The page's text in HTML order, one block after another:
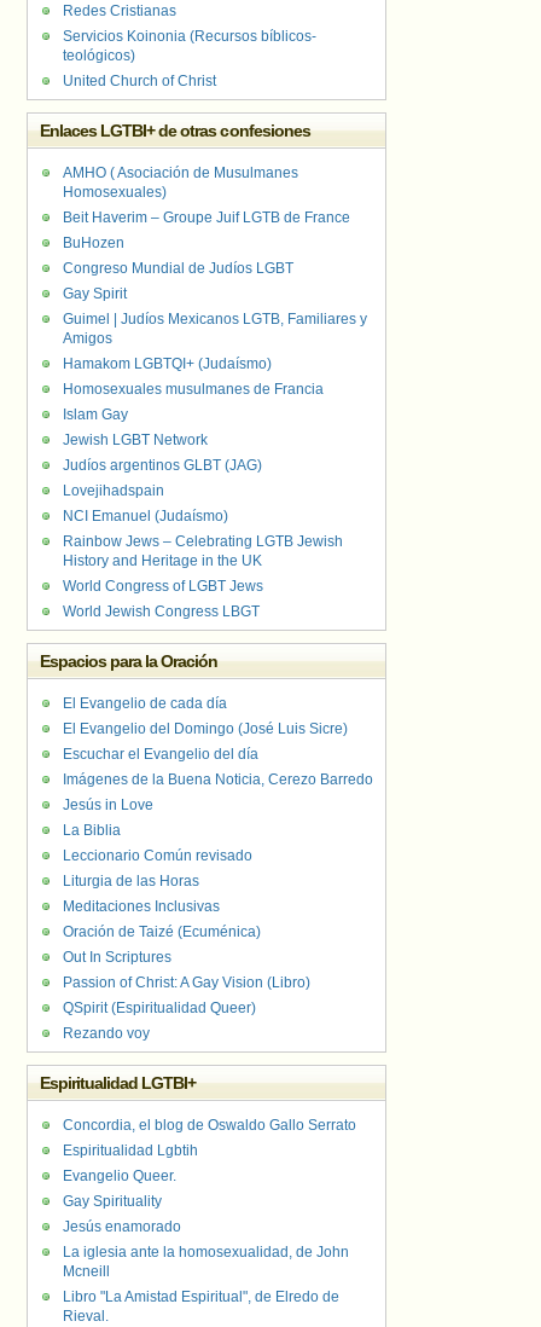
Redes Cristianas
Servicios Koinonia (Recursos bíblicos-
teológicos)
United Church of Christ
Enlaces LGTBI+ de otras confesiones
AMHO ( Asociación de Musulmanes
Homosexuales)
Beit Haverim – Groupe Juif LGTB de France
BuHozen
Congreso Mundial de Judíos LGBT
Gay Spirit
Guimel | Judíos Mexicanos LGTB, Familiares y
Amigos
Hamakom LGBTQI+ (Judaísmo)
Homosexuales musulmanes de Francia
Islam Gay
Jewish LGBT Network
Judíos argentinos GLBT (JAG)
Lovejihadspain
NCI Emanuel (Judaísmo)
Rainbow Jews – Celebrating LGTB Jewish
History and Heritage in the UK
World Congress of LGBT Jews
World Jewish Congress LBGT
Espacios para la Oración
El Evangelio de cada día
El Evangelio del Domingo (José Luis Sicre)
Escuchar el Evangelio del día
Imágenes de la Buena Noticia, Cerezo Barredo
Jesús in Love
La Biblia
Leccionario Común revisado
Liturgia de las Horas
Meditaciones Inclusivas
Oración de Taizé (Ecuménica)
Out In Scriptures
Passion of Christ: A Gay Vision (Libro)
QSpirit (Espiritualidad Queer)
Rezando voy
Espiritualidad LGTBI+
Concordia, el blog de Oswaldo Gallo Serrato
Espiritualidad Lgbtih
Evangelio Queer.
Gay Spirituality
Jesús enamorado
La iglesia ante la homosexualidad, de John
Mcneill
Libro "La Amistad Espiritual", de Elredo de
Rieval.